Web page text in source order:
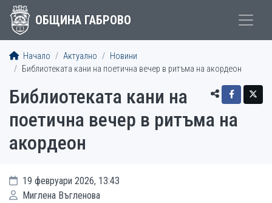
ОБЩИНА ГАБРОВО
Начало Актуално
Новини
Библиотеката кани на поетична вечер в ритъма на акордеон
Библиотеката кани на
поетична вечер в ритъма на
акордеон
19 февруари 2026, 13:43
Миглена Въгленова